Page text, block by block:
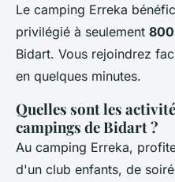
Le camping Erreka
privilégié à seulement
Bidart. Vous rejoindrez
en quelques minutes.
Quelles sont les
campings de Bidart ?
Au camping Erreka,
d'un club enfants, de